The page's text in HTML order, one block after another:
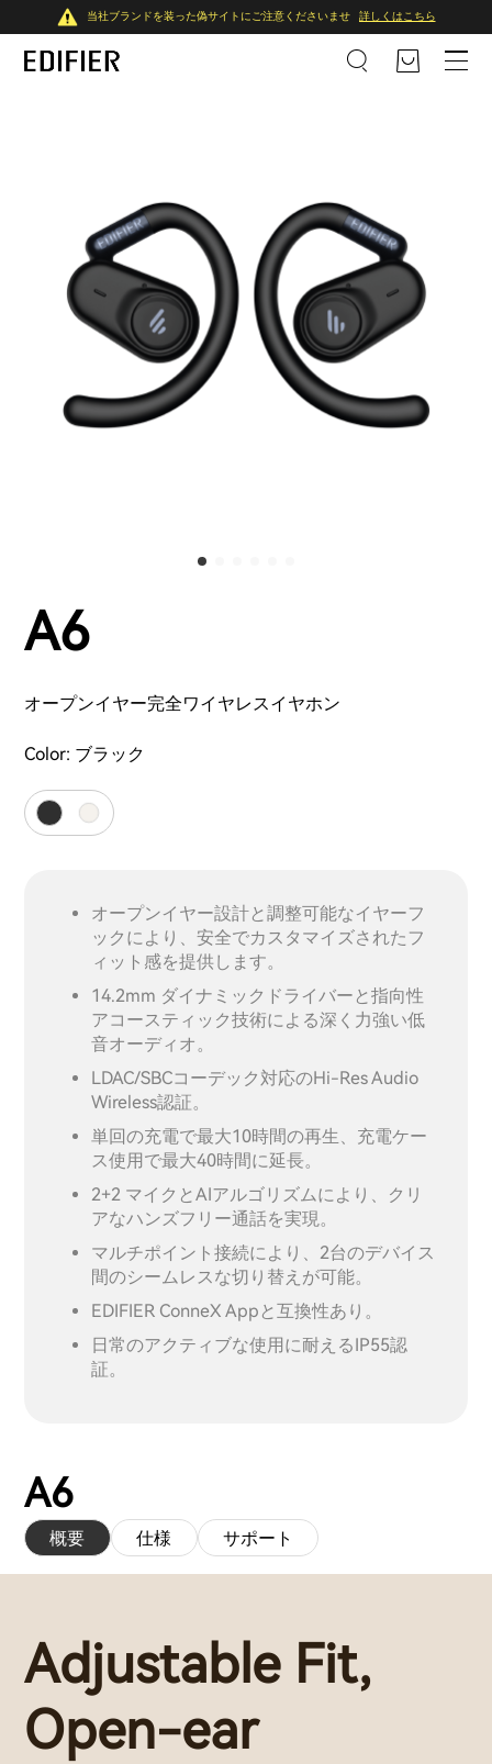
当社ブランドを装った偽サイトにご注意くださいませ 詳しくはこちら
A6
オープンイヤー完全ワイヤレスイヤホン
Color: ブラック
オープンイヤー設計と調整可能なイヤーフ
ックにより、安全でカスタマイズされたフ
ィット感を提供します。
14.2mm ダイナミックドライバーと指向性
アコースティック技術による深く力強い低
音オーディオ。
LDAC/SBCコーデック対応のHi-Res Audio
Wireless認証。
単回の充電で最大10時間の再生、充電ケー
ス使用で最大40時間に延長。
2+2 マイクとAIアルゴリズムにより、クリ
アなハンズフリー通話を実現。
マルチポイント接続により、2台のデバイス
間のシームレスな切り替えが可能。
EDIFIER ConneX Appと互換性あり。
日常のアクティブな使用に耐えるIP55認
証。
A6
概要 仕様 サポート
Adjustable Fit,
Open-ear